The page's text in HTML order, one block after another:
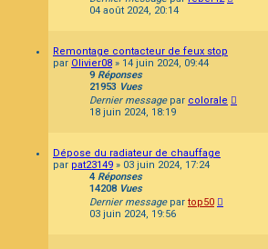
04 août 2024, 20:14
Remontage contacteur de feux stop
par Olivier08 » 14 juin 2024, 09:44
9 Réponses
21953 Vues
Dernier message par colorale
18 juin 2024, 18:19
Dépose du radiateur de chauffage
par pat23149 » 03 juin 2024, 17:24
4 Réponses
14208 Vues
Dernier message par top50
03 juin 2024, 19:56